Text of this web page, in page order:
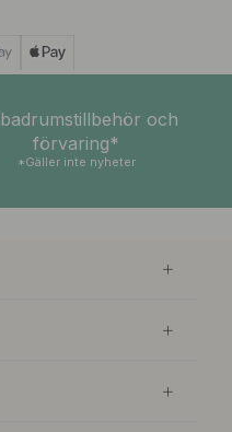
och
förvaring*
*Gäller inte nyheter